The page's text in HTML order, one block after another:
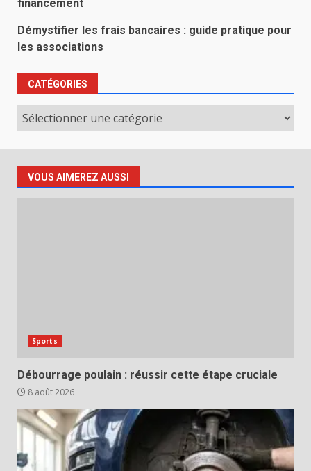
financement
Démystifier les frais bancaires : guide pratique pour
les associations
CATÉGORIES
Catégories
VOUS AIMEREZ AUSSI
Sports
Débourrage poulain : réussir cette étape cruciale
8 août 2026